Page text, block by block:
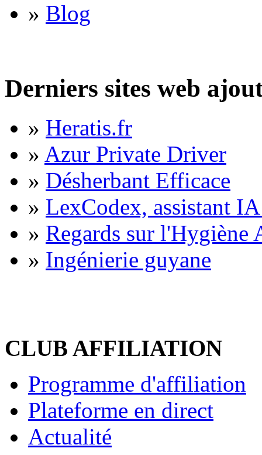
» Blog
Derniers sites web
» Heratis.fr
» Azur Private Driver
» Désherbant Efficace
» LexCodex, assistant
» Regards sur l'Hygiène
» Ingénierie guyane
CLUB AFFILIATION
Programme d'affiliation
Plateforme en direct
Actualité